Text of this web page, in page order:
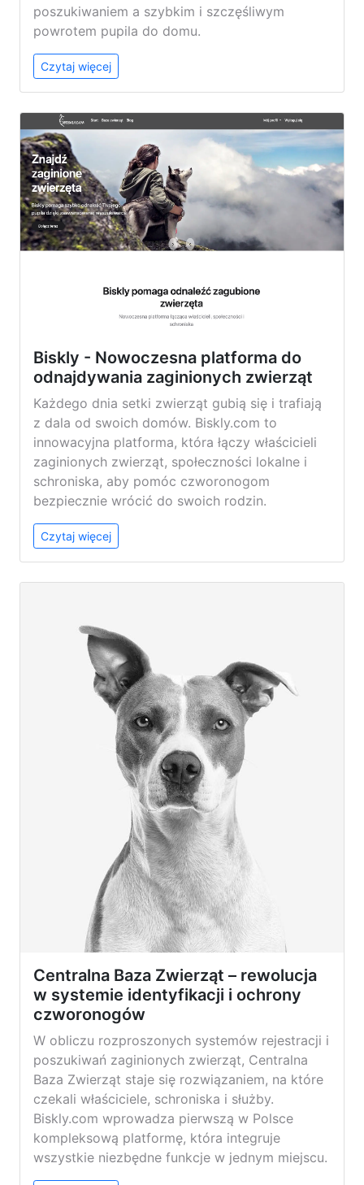
poszukiwaniem a szybkim i szczęśliwym
powrotem pupila do domu.
Czytaj więcej
Biskly - Nowoczesna platforma do
odnajdywania zaginionych zwierząt
Każdego dnia setki zwierząt gubią się i trafiają
z dala od swoich domów. Biskly.com to
innowacyjna platforma, która łączy właścicieli
zaginionych zwierząt, społeczności lokalne i
schroniska, aby pomóc czworonogom
bezpiecznie wrócić do swoich rodzin.
Czytaj więcej
Centralna Baza Zwierząt – rewolucja
w systemie identyfikacji i ochrony
czworonogów
W obliczu rozproszonych systemów rejestracji i
poszukiwań zaginionych zwierząt, Centralna
Baza Zwierząt staje się rozwiązaniem, na które
czekali właściciele, schroniska i służby.
Biskly.com wprowadza pierwszą w Polsce
kompleksową platformę, która integruje
wszystkie niezbędne funkcje w jednym miejscu.